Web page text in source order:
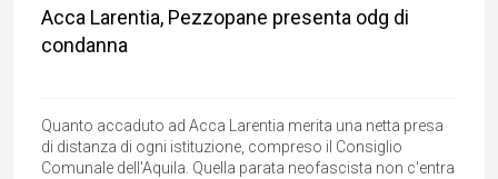
Acca Larentia, Pezzopane presenta odg di
condanna
Quanto accaduto ad Acca Larentia merita una netta presa
di distanza di ogni istituzione, compreso il Consiglio
Comunale dell'Aquila. Quella parata neofascista non c'entra